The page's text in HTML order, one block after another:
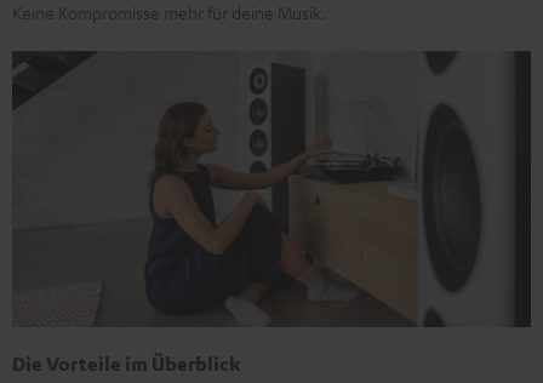
Keine Kompromisse mehr für deine Musik.
Die Vorteile im Überblick